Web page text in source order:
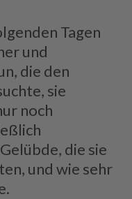
Tagen
und
die den
sie
noch
die sie
und wie sehr